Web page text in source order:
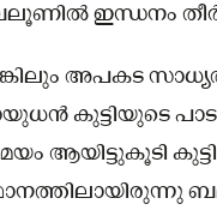
അപകട
കുട്ടിയുടെ
ആയിട്ടുകൂടി